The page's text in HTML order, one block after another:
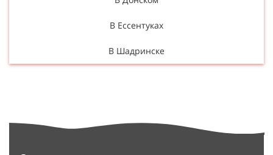
В Ессентуках
В Шадринске